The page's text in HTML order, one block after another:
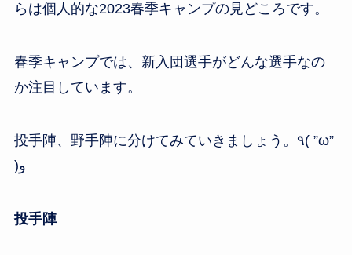
らは個人的な2023春季キャンプの見どころです。
春季キャンプでは、新入団選手がどんな選手なの
か注目しています。
投手陣、野手陣に分けてみていきましょう。٩( ”ω”
)و
投手陣